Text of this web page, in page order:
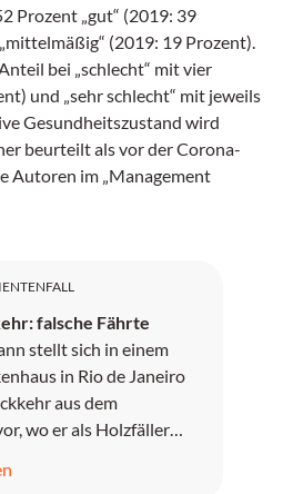
Prozent „gut“ (2019: 39
(2019: 19 Prozent).
bei „schlecht“ mit vier
und „sehr schlecht“ mit jeweils
Gesundheitszustand wird
beurteilt als vor der Corona-
Autoren im „Management
falsche Fährte
stellt sich in einem
in Rio de Janeiro
aus dem
wo er als Holzfäller